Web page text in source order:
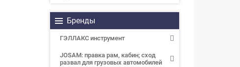
Бренды
ГЭЛЛАКС инструмент
JOSAM: правка рам, кабин; сход
развал для грузовых автомобилей